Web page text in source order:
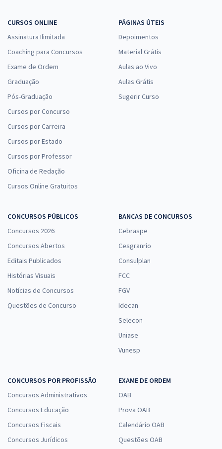
CURSOS ONLINE
Assinatura Ilimitada
Coaching para Concursos
Exame de Ordem
Graduação
Pós-Graduação
Cursos por Concurso
Cursos por Carreira
Cursos por Estado
Cursos por Professor
Oficina de Redação
Cursos Online Gratuitos
PÁGINAS ÚTEIS
Depoimentos
Material Grátis
Aulas ao Vivo
Aulas Grátis
Sugerir Curso
CONCURSOS PÚBLICOS
Concursos 2026
Concursos Abertos
Editais Publicados
Histórias Visuais
Notícias de Concursos
Questões de Concurso
BANCAS DE CONCURSOS
Cebraspe
Cesgranrio
Consulplan
FCC
FGV
Idecan
Selecon
Uniase
Vunesp
CONCURSOS POR PROFISSÃO
Concursos Administrativos
Concursos Educação
Concursos Fiscais
Concursos Jurídicos
EXAME DE ORDEM
OAB
Prova OAB
Calendário OAB
Questões OAB